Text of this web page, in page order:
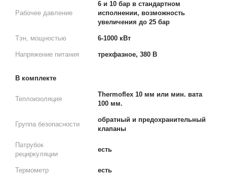
Рабочее давление
6 и 10 бар в стандартном
исполнении, возможность
увеличения до 25 бар
Тэн, мощностью 6-1000 кВт
Напряжение питания трехфазное, 380 В
В комплекте
Теплоизоляция
Thermoflex 10 мм или мин. вата
100 мм.
Группа безопасности
обратный и предохранительный
клапаны
Патрубок
рециркуляции
есть
Термометр есть